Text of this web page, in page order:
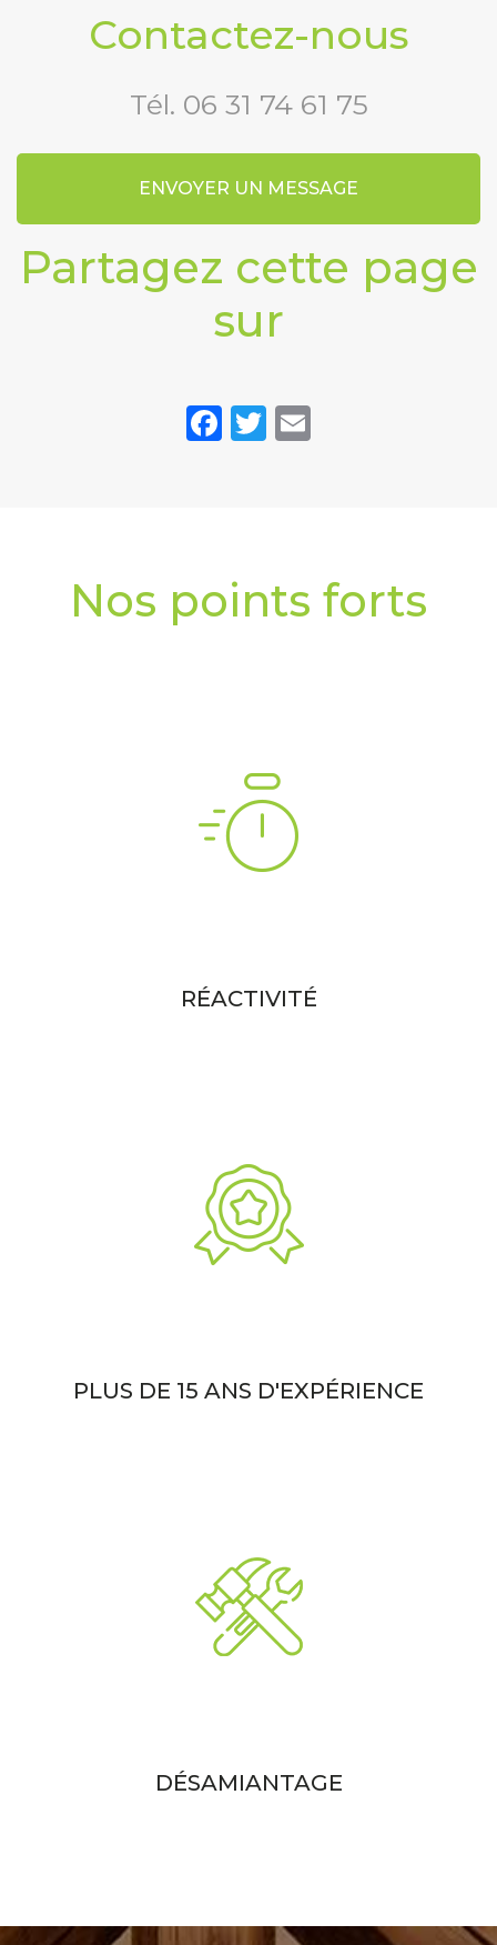
Contactez-nous
Tél. 06 31 74 61 75
ENVOYER UN MESSAGE
Partagez cette page
sur
Facebook
Twitter
Nos points forts
RÉACTIVITÉ
PLUS DE 15 ANS D'EXPÉRIENCE
DÉSAMIANTAGE